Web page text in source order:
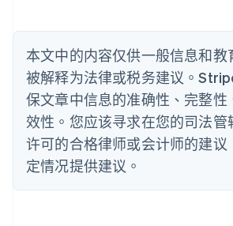
本文中的内容仅供一般信息和教
被解释为法律或税务建议。
保文章中信息的准确性、完整性
效性。您应该寻求在您的司法管
许可的合格律师或会计师的建议
定情况提供建议。
丹麦
English
德国
DeutschEnglish
法国
FrançaisEnglish
芬兰
EnglishSvenska